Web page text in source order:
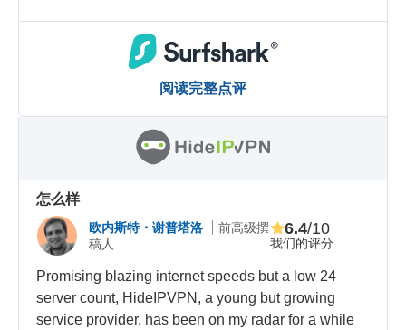
阅读完整点评
怎么样
欧内斯特・谢普塔洛
前高级撰
稿人
我们的评分
6.4/10
Promising blazing internet speeds but a low 24
server count, HideIPVPN, a young but growing
service provider, has been on my radar for a while